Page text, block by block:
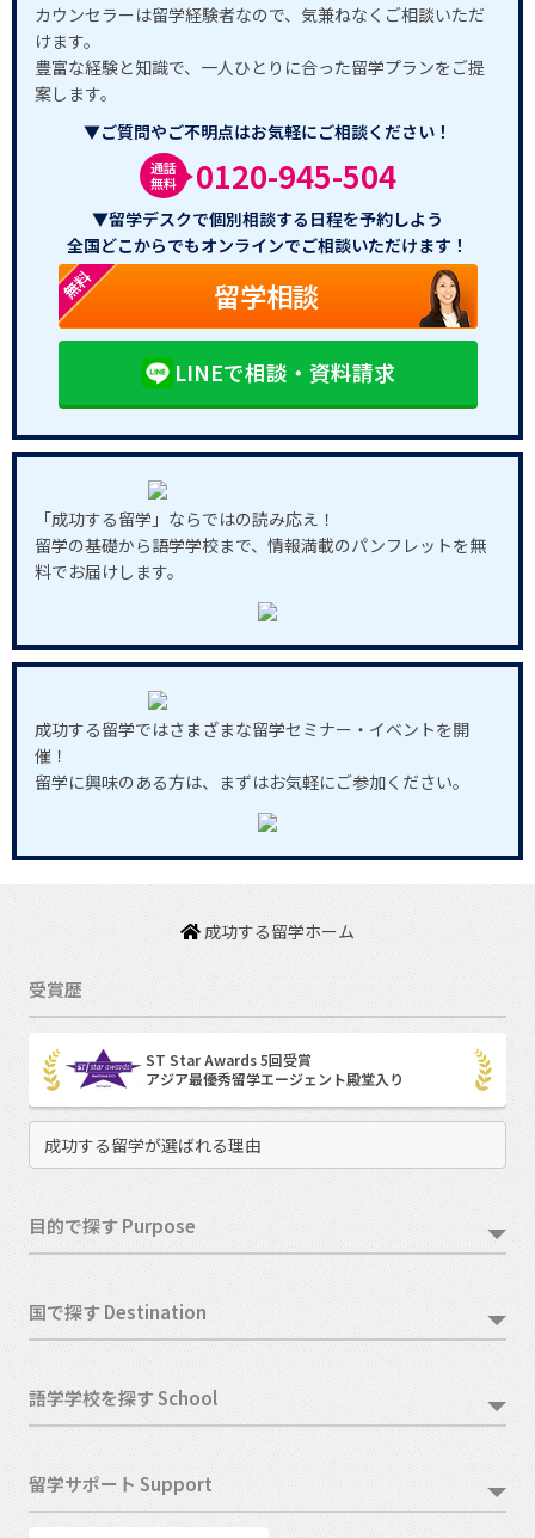
カウンセラーは留学経験者なので、気兼ねなくご相談いただ
けます。
豊富な経験と知識で、一人ひとりに合った留学プランをご提
案します。
▼ご質問やご不明点はお気軽にご相談ください！
通話
無料
0120-945-504
▼留学デスクで個別相談する日程を予約しよう
全国どこからでもオンラインでご相談いただけます！
無料 留学相談
LINEで相談・資料請求
「成功する留学」ならではの読み応え！
留学の基礎から語学学校まで、情報満載のパンフレットを無
料でお届けします。
成功する留学ではさまざまな留学セミナー・イベントを開
催！
留学に興味のある方は、まずはお気軽にご参加ください。
成功する留学ホーム
受賞歴
ST Star Awards 5回受賞
アジア最優秀留学エージェント殿堂入り
成功する留学が選ばれる理由
目的で探す Purpose
国で探す Destination
語学学校を探す School
留学サポート Support